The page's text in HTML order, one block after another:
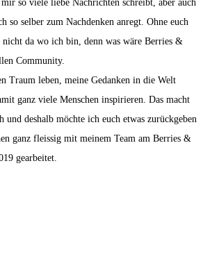
so viele liebe Nachrichten schreibt, aber auch
so selber zum Nachdenken anregt. Ohne euch
nicht da wo ich bin, denn was wäre Berries &
Community.
Traum leben, meine Gedanken in die Welt
ganz viele Menschen inspirieren. Das macht
deshalb möchte ich euch etwas zurückgeben
ganz fleissig mit meinem Team am Berries &
gearbeitet.